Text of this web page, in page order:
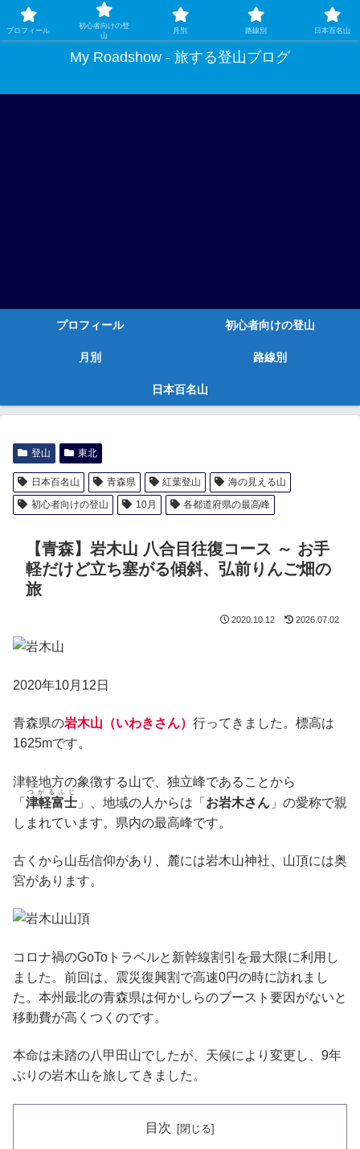
ガチ登山ではなく、グルメや温泉、観光もする旅する登山
My Roadshow - 旅する登山ブログ
プロフィール 初心者向けの登山
月別 路線別
日本百名山
登山 東北
日本百名山 青森県 紅葉登山
海の見える山
初心者向けの登山
10月 各都道府県の最高峰
【青森】岩木山 八合目往復コース ～ お手
軽だけど立ち塞がる傾斜、弘前りんご畑の
旅
2020.10.12 2026.07.02
2020年10月12日
青森県の岩木山（いわきさん） 行ってきました。標高は
1625mです。
津軽地方の象徴する山で、独立峰であることから
「 津軽富士
つがるふじ
」、地域の人からは「 お岩木さん 」の愛称で親
しまれています。県内の最高峰です。
古くから山岳信仰があり、麓には岩木山神社、山頂には奥
宮があります。
コロナ禍のGoToトラベルと新幹線割引を最大限に利用し
ました。前回は、震災復興割で高速0円の時に訪れまし
た。本州最北の青森県は何かしらのブースト要因がないと
移動費が高くつくのです。
本命は未踏の八甲田山でしたが、天候により変更し、9年
ぶりの岩木山を旅してきました。
目次
プロフィール
初心者向けの登
山
月別 路線別 日本百名山